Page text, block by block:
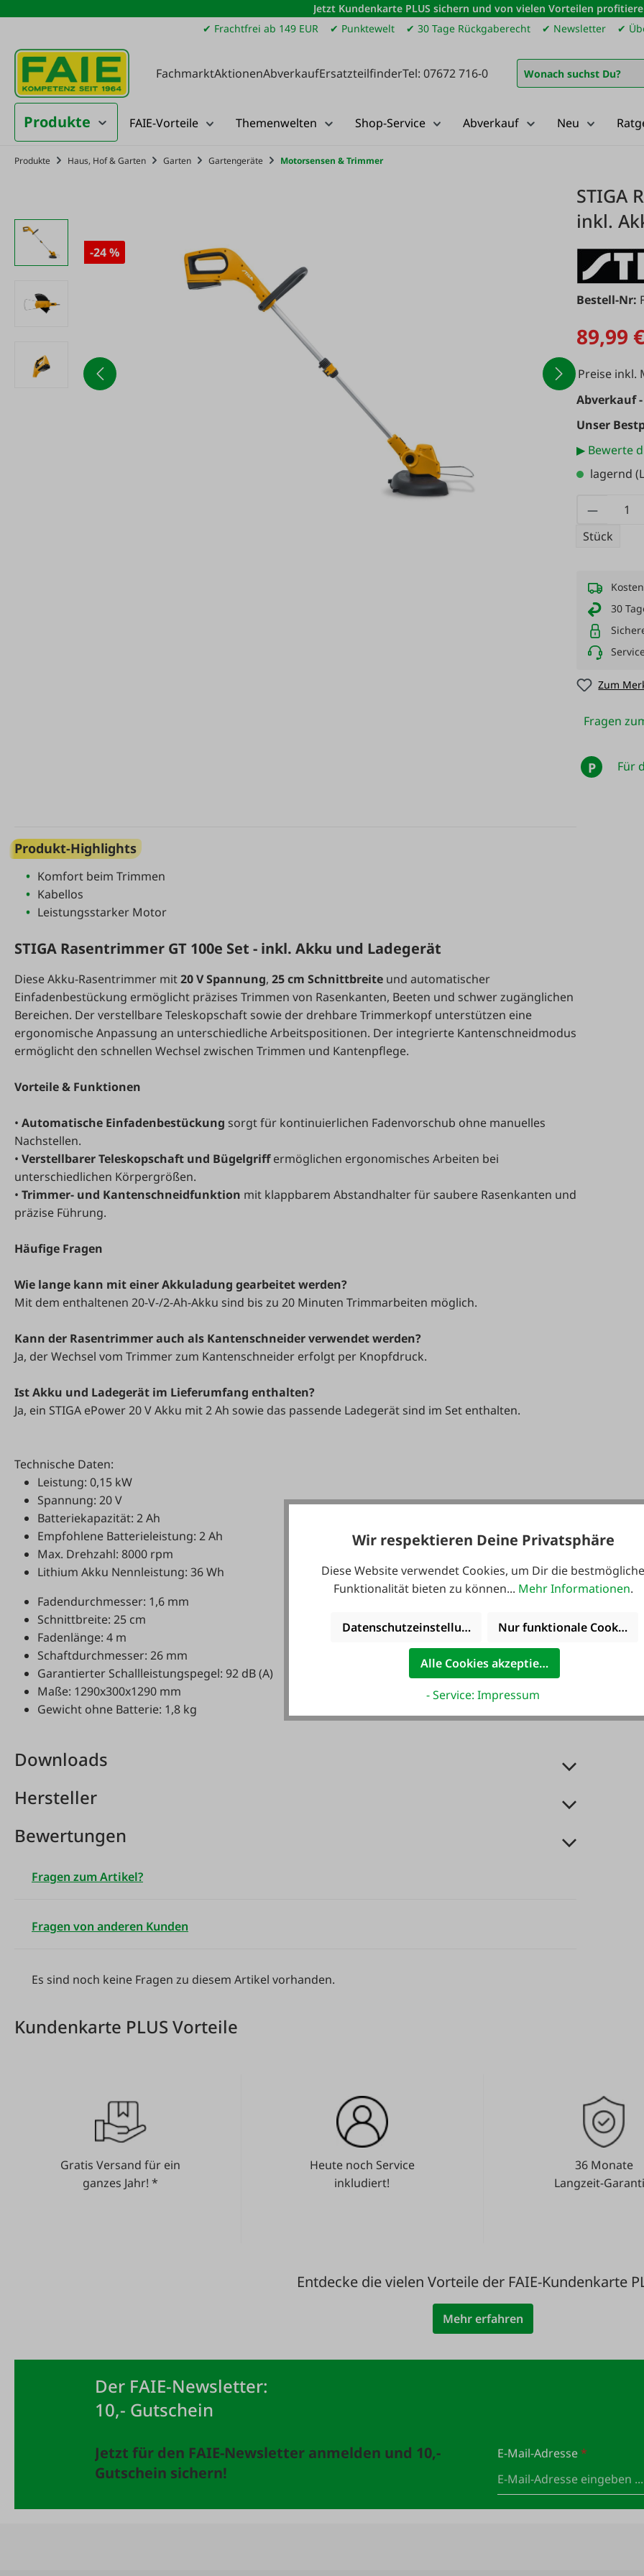
Hauptinhalt springen
Zur Suche springen
Zur Hauptnavigation springen
Jetzt Kundenkarte PLUS sichern und von vielen Vorteilen
✔ Frachtfrei ab 149 EUR
✔ Punktewelt ✔ 30 Tage Rückgaberecht ✔ Newsletter ✔
FachmarktAktionenAbverkaufErsatzteilfinderTel: 07672 716-0
Produkte FAIE-Vorteile Themenwelten Shop-Service Abverkauf Neu
Produkte Haus, Hof & Garten Garten Gartengeräte Motorsensen & Trimmer
-24 %
STIGA
inkl.
Bestell-Nr:
89,99
Preise inkl.
Abverkauf
Unser
▶ Bewerte
lagernd
Stück
30
Zum
Fragen
P Für
Produkt-Highlights
Komfort beim Trimmen
Kabellos
Leistungsstarker Motor
STIGA Rasentrimmer GT 100e Set - inkl. Akku und Ladegerät
Diese Akku-Rasentrimmer mit20 V Spannung, 25 cm Schnittbreite und automatischer
Einfadenbestückung ermöglicht präzises Trimmen von Rasenkanten, Beeten und schwer zugänglichen
Bereichen. Der verstellbare Teleskopschaft sowie der drehbare Trimmerkopf unterstützen eine
ergonomische Anpassung an unterschiedliche Arbeitspositionen. Der integrierte Kantenschneidmodus
ermöglicht den schnellen Wechsel zwischen Trimmen und Kantenpflege.
Vorteile & Funktionen
• Automatische Einfadenbestückung sorgt für kontinuierlichen Fadenvorschub ohne manuelles
Nachstellen.
• Verstellbarer Teleskopschaft und Bügelgriffermöglichen ergonomisches Arbeiten bei
unterschiedlichen Körpergrößen.
• Trimmer- und Kantenschneidfunktion mit klappbarem Abstandhalter für saubere Rasenkanten und
präzise Führung.
Häufige Fragen
Wie lange kann mit einer Akkuladung gearbeitet werden?
Mit dem enthaltenen 20-V-/2-Ah-Akku sind bis zu 20 Minuten Trimmarbeiten möglich.
Kann der Rasentrimmer auch als Kantenschneider verwendet werden?
Ja, der Wechsel vom Trimmer zum Kantenschneider erfolgt per Knopfdruck.
Ist Akku und Ladegerät im Lieferumfang enthalten?
Ja, ein STIGA ePower 20 V Akku mit 2 Ah sowie das passende Ladegerät sind im Set enthalten.
Technische Daten:
Leistung: 0,15 kW
Spannung: 20 V
Batteriekapazität: 2 Ah
Empfohlene Batterieleistung: 2 Ah
Max. Drehzahl: 8000 rpm
Lithium Akku Nennleistung: 36 Wh
Fadendurchmesser: 1,6 mm
Schnittbreite: 25 cm
Fadenlänge: 4 m
Schaftdurchmesser: 26 mm
Garantierter Schallleistungspegel: 92 dB (A)
Maße: 1290x300x1290 mm
Gewicht ohne Batterie: 1,8 kg
Downloads
Hersteller
Bewertungen
Fragen zum Artikel?
Fragen von anderen Kunden
Es sind noch keine Fragen zu diesem Artikel vorhanden.
Kundenkarte PLUS Vorteile
Gratis Versand für ein
ganzes Jahr! *
Heute noch Service
inkludiert!
36 Monate
Langzeit-
Entdecke die vielen Vorteile der FAIE-Kundenkarte
Mehr erfahren
Der FAIE-Newsletter:
10,- Gutschein
Jetzt für den FAIE-Newsletter anmelden und 10,-
Gutschein sichern!
E-Mail-Adresse*
Wir respektieren Deine Privatsphäre
Diese Website verwendet Cookies, um Dir die bestmögliche
Funktionalität bieten zu können... Mehr Informationen.
Datenschutzeinstellungen Nur funktionale Cookies
Alle Cookies akzeptieren
- Service: Impressum